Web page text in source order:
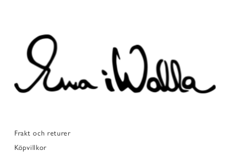
Frakt och returer
Köpvillkor